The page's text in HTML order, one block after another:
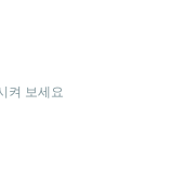
켜 보세요